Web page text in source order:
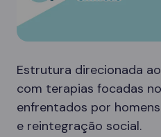
Estrutura direcionada
com terapias focadas
enfrentados por
e reintegração social.